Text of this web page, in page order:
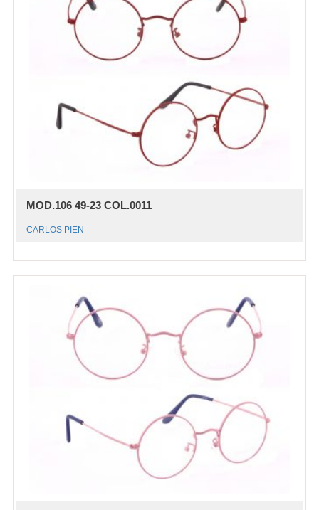
MOD.106 49-23 COL.0011
CARLOS PIEN